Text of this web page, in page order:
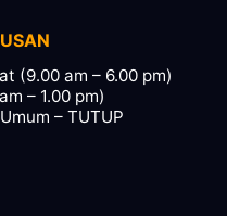
(9.00 am – 6.00 pm)
– 1.00 pm)
– TUTUP